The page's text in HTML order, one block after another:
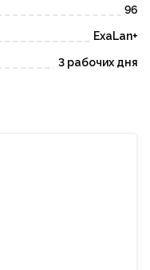
96
ExaLan+
3 рабочих дня